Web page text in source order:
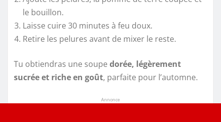
le bouillon.
Laisse cuire 30 minutes à feu doux.
Retire les pelures avant de mixer le reste.
Tu obtiendras une soupe dorée, légèrement
sucrée et riche en goût, parfaite pour l’automne.
Annonce